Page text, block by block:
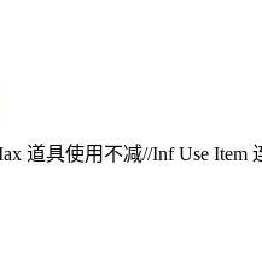
道具使用不减//Inf Use Item